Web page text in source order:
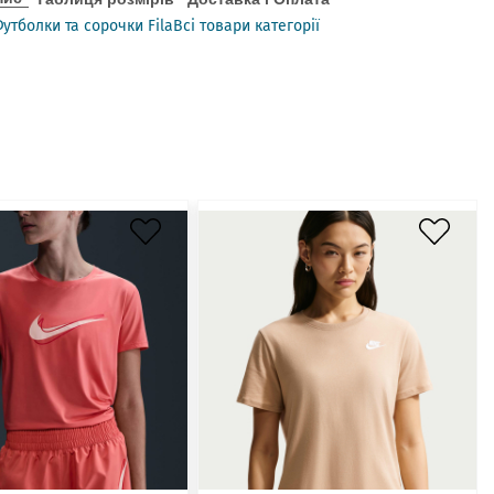
та сорочки FilaВсі товари категорії